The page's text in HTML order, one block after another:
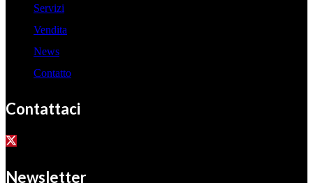
Servizi
Vendita
News
Contatto
Contattaci
Newsletter